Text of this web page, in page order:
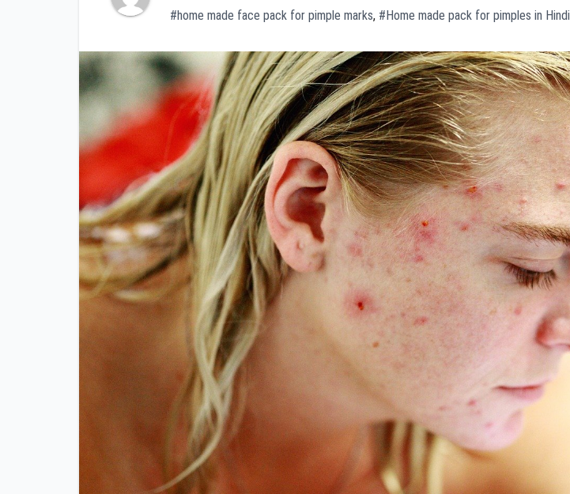
#home made face pack for pimple marks, #Home made pack for pimples in Hindi